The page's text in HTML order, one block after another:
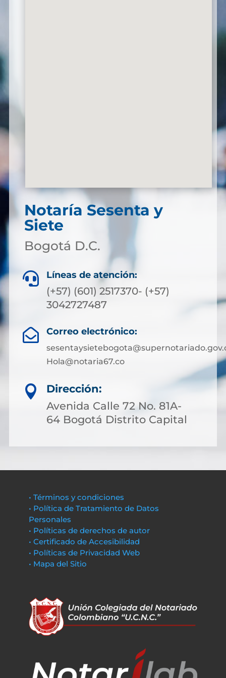
Notaría Sesenta y
Siete
Bogotá D.C.
 Líneas de atención:
(+57) (601) 2517370- (+57)
3042727487
 Correo electrónico:
Hola@notaria67.co

Dirección:
Avenida Calle 72 No. 81A-
64 Bogotá Distrito Capital
• Términos y condiciones
• Política de Tratamiento de Datos
Personales
• Políticas de derechos de autor
• Certificado de Accesibilidad
• Políticas de Privacidad Web
• Mapa del Sitio